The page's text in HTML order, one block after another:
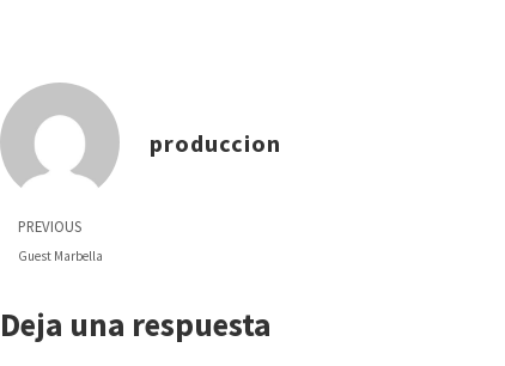
produccion
PREVIOUS
Guest Marbella
Deja una respuesta